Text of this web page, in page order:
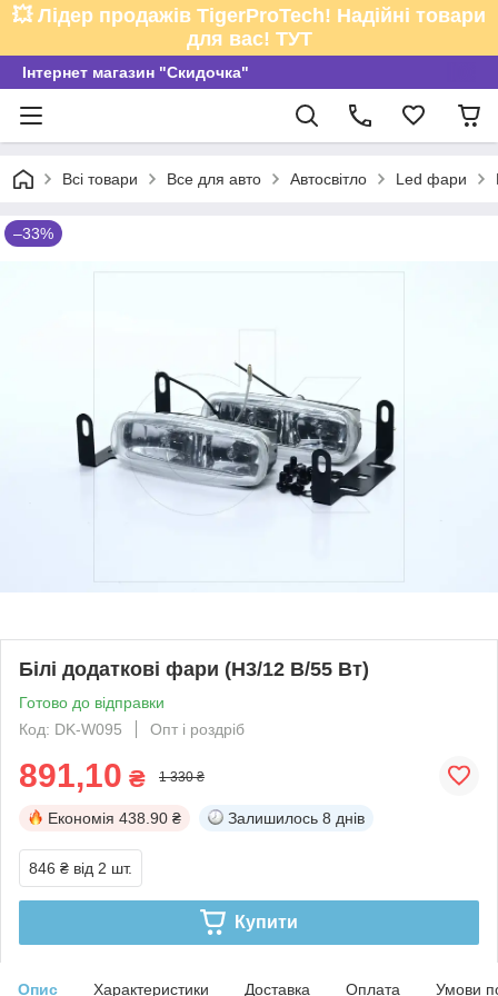
💥 Лідер продажів TigerProTech! Надійні товари
для вас! ТУТ
Інтернет магазин "Скидочка"
Всі товари Все для авто Автосвітло Led фари
–33%
Білі додаткові фари (H3/12 В/55 Вт)
Готово до відправки
Код: DK-W095
Опт і роздріб
891,10 ₴ 1 330 ₴
Економія 438.90 ₴ Залишилось 8 днів
846 ₴ від 2 шт.
Купити
Опис Характеристики Доставка Оплата Умови